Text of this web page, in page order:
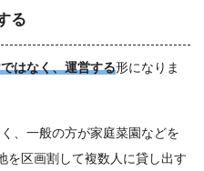
る
はなく、運営する形になりま
、一般の方が家庭菜園などを
を区画割して複数人に貸し出す